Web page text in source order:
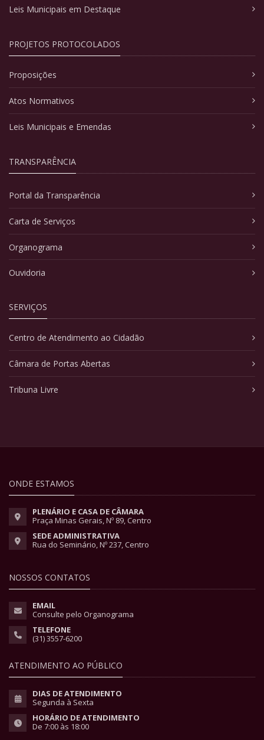
Leis Municipais em Destaque
PROJETOS PROTOCOLADOS
Proposições
Atos Normativos
Leis Municipais e Emendas
TRANSPARÊNCIA
Portal da Transparência
Carta de Serviços
Organograma
Ouvidoria
SERVIÇOS
Centro de Atendimento ao Cidadão
Câmara de Portas Abertas
Tribuna Livre
ONDE ESTAMOS
PLENÁRIO E CASA DE CÂMARA
Praça Minas Gerais, Nº 89, Centro
SEDE ADMINISTRATIVA
Rua do Seminário, Nº 237, Centro
NOSSOS CONTATOS
EMAIL
Consulte pelo Organograma
TELEFONE
(31) 3557-6200
ATENDIMENTO AO PÚBLICO
DIAS DE ATENDIMENTO
Segunda à Sexta
HORÁRIO DE ATENDIMENTO
De 7:00 às 18:00